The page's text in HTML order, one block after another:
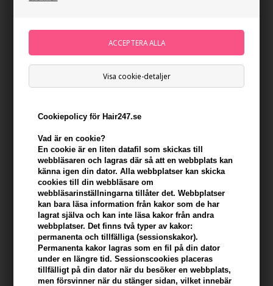
Visa cookie-detaljer
Cookiepolicy för Hair247.se
Vad är en cookie?
En cookie är en liten datafil som skickas till
webbläsaren och lagras där så att en webbplats kan
känna igen din dator. Alla webbplatser kan skicka
cookies till din webbläsare om
webbläsarinställningarna tillåter det. Webbplatser
kan bara läsa information från kakor som de har
lagrat själva och kan inte läsa kakor från andra
webbplatser. Det finns två typer av kakor:
permanenta och tillfälliga (sessionskakor).
Permanenta kakor lagras som en fil på din dator
under en längre tid. Sessionscookies placeras
tillfälligt på din dator när du besöker en webbplats,
men försvinner när du stänger sidan, vilket innebär
Kerastase Densifique Bain Densite 250ml
Varumärken»Kerastase Brand:
344,00SEK